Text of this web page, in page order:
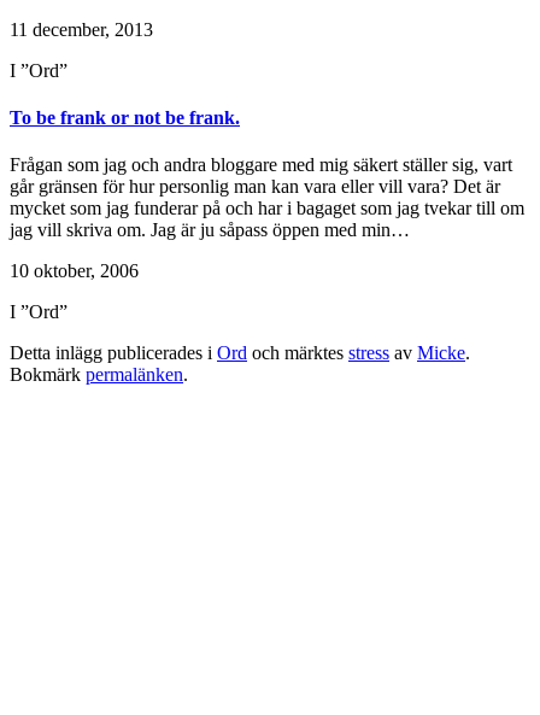
11 december, 2013
I ”Ord”
To be frank or not be frank.
Frågan som jag och andra bloggare med mig säkert ställer sig, vart
går gränsen för hur personlig man kan vara eller vill vara? Det är
mycket som jag funderar på och har i bagaget som jag tvekar till om
jag vill skriva om. Jag är ju såpass öppen med min…
10 oktober, 2006
I ”Ord”
Detta inlägg publicerades i Ord och märktes stress av Micke.
Bokmärk permalänken.